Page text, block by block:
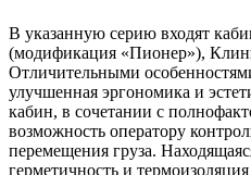
В указанную серию входят
(модификация «Пионер»),
Отличительными
улучшенная эргономика и
кабин, в сочетании с
возможность оператору
перемещения груза.
герметичность и